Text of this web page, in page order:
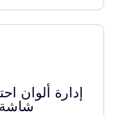
إدارة ألوان